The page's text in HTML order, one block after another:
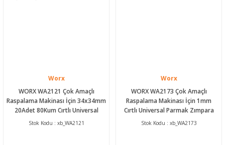
Worx
WORX WA2121 Çok Amaçlı
Raspalama Makinası İçin 34x34mm
20Adet 80Kum Cırtlı Universal
Parmak Zımpara Kâğıdı
Stok Kodu : xb_WA2121
Worx
WORX WA2173 Çok Amaçlı
Raspalama Makinası İçin 1mm
Cırtlı Universal Parmak Zımpara
Tabanı
Stok Kodu : xb_WA2173